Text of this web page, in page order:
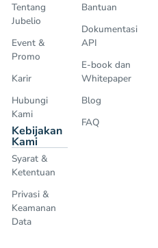
Tentang
Jubelio
Event &
Promo
Karir
Hubungi
Kami
Kebijakan
Kami
Syarat &
Ketentuan
Privasi &
Keamanan
Data
Bantuan
Dokumentasi
API
E-book dan
Whitepaper
Blog
FAQ